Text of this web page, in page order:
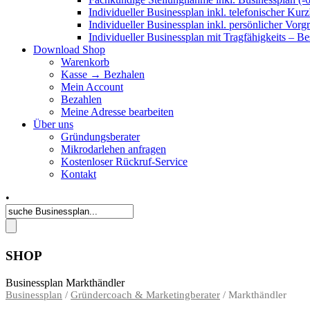
Individueller Businessplan inkl. telefonischer
Individueller Businessplan inkl. persönlicher
Individueller Businessplan mit Tragfähigkeits –
Download Shop
Warenkorb
Kasse → Bezhalen
Mein Account
Bezahlen
Meine Adresse bearbeiten
Über uns
Gründungsberater
Mikrodarlehen anfragen
Kostenloser Rückruf-Service
Kontakt
•
SHOP
Businessplan Markthändler
Businessplan / Gründercoach & Marketingberater / Markthändler